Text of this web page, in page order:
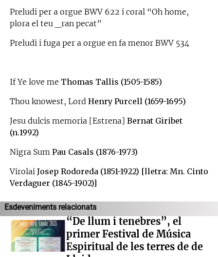
Preludi per a orgue BWV 622 i coral “Oh home,
plora el teu _ran pecat”
Preludi i fuga per a orgue en fa menor BWV 534
If Ye love me Thomas Tallis (1505-1585)
Thou knowest, Lord Henry Purcell (1659-1695)
Jesu dulcis memoria [Estrena] Bernat Giribet
(n.1992)
Nigra Sum Pau Casals (1876-1973)
Virolai Josep Rodoreda (1851-1922) [lletra: Mn. Cinto
Verdaguer (1845-1902)]
Esdeveniments relacionats
“De llum i tenebres”, el
primer Festival de Música
Espiritual de les terres de de